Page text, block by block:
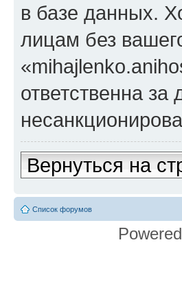
в базе данных.
лицам без
ответственна за
Вернуться на
Список форумов